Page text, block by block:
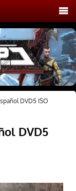
DVD5 ISO
DVD5